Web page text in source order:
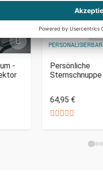
-
PERSONALISIERBAR
Persönliche
Sternschnuppe
64,95 €